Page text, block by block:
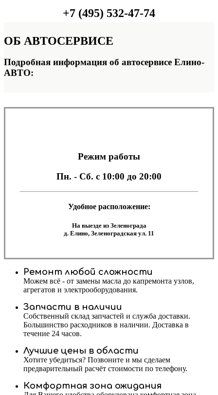
+7 (495) 532-47-74
ОБ АВТОСЕРВИСЕ
Подробная информация об автосервисе Елино-
АВТО:
Режим работы
Пн. - Сб. с 10:00 до 20:00
Удобное расположение:
На выезде из Зеленограда
д. Елино, Зеленоградская ул. 11
Ремонт любой сложности
Можем всё - от замены масла до капремонта узлов,
агрегатов и электрооборудования.
Запчасти в наличии
Собственный склад запчастей и служба доставки.
Большинство расходников в наличии. Доставка в
течение 24 часов.
Лучшие цены в области
Хотите убедиться? Позвоните и мы сделаем
предварительный расчёт стоимости по телефону.
Комфортная зона ожидания